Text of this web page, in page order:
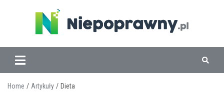
www.niepoprawny.pl
Home Artykuły Dieta